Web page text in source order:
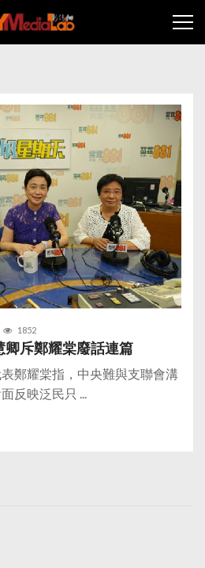
1852
卿斥鄭耀棠廢話連篇
表鄭耀棠指，中央難與支聯會溝
反映泛民只 ...